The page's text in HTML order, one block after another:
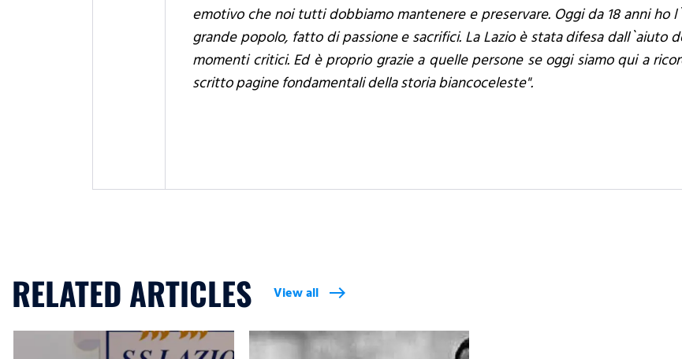
emotivo che noi tutti dobbiamo mantenere e preservare. Oggi da 18 anni ho
grande popolo, fatto di passione e sacrifici. La Lazio è stata difesa dall`aiuto
momenti critici. Ed è proprio grazie a quelle persone se oggi siamo qui a
scritto pagine fondamentali della storia biancoceleste".
RELATED ARTICLES View all east